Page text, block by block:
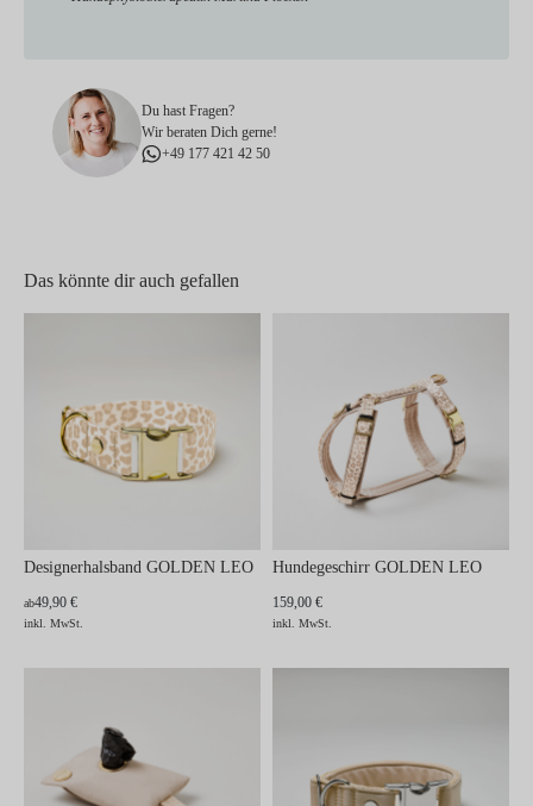
Du hast Fragen?
Wir beraten Dich gerne!
+49 177 421 42 50
Das könnte dir auch gefallen
Designerhalsband GOLDEN LEO
ab49,90 €
inkl. MwSt.
Hundegeschirr GOLDEN LEO
159,00 €
inkl. MwSt.